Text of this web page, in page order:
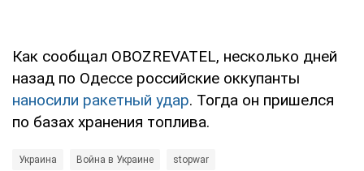
Как сообщал OBOZREVATEL, несколько дней
назад по Одессе российские оккупанты
наносили ракетный удар. Тогда он пришелся
по базах хранения топлива.
Украина Война в Украине stopwar